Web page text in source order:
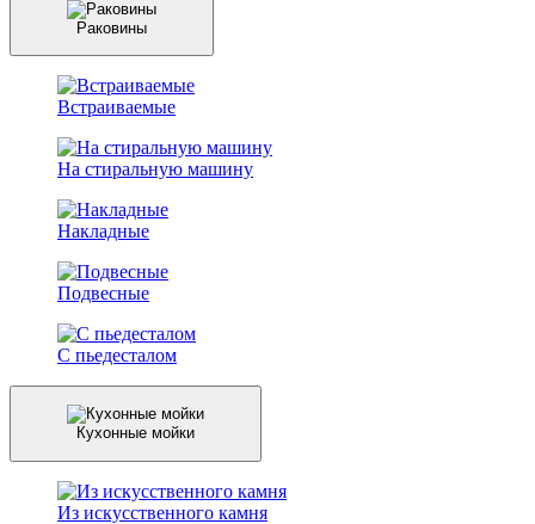
Раковины
Встраиваемые
На стиральную машину
Накладные
Подвесные
С пьедесталом
Кухонные мойки
Из искусственного камня